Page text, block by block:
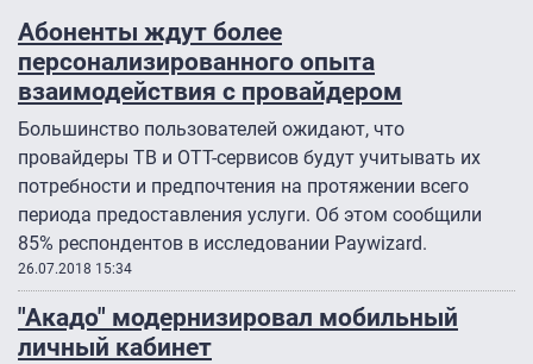
Абоненты ждут более
персонализированного опыта
взаимодействия с провайдером
Большинство пользователей ожидают, что
провайдеры ТВ и OTT-сервисов будут учитывать их
потребности и предпочтения на протяжении всего
периода предоставления услуги. Об этом сообщили
85% респондентов в исследовании Paywizard.
26.07.2018 15:34
"Акадо" модернизировал мобильный
личный кабинет